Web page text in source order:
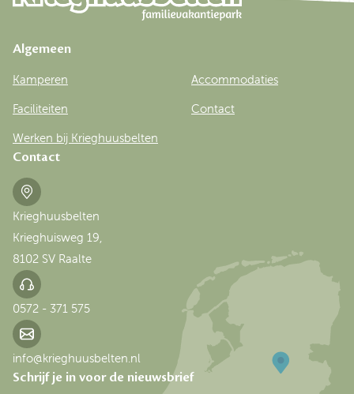
Schrijf je in voor de nieuwsbrief
Contact
Krieghuusbelten
Krieghuisweg 19,
8102 SV Raalte
0572 - 371 575
info@krieghuusbelten.nl
Algemeen
Kamperen Accommodaties
Faciliteiten Contact
Werken bij Krieghuusbelten